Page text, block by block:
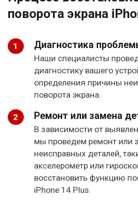
поворота экрана
Диагностика
Наши специалисты
диагностику вашего
определения причины
поворота экрана.
Ремонт или замена
В зависимости от
мы проведем ремонт или
неисправных деталей,
акселерометр или
восстановить функцию
iPhone 14 Plus.